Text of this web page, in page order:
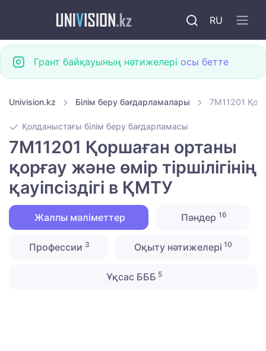
RU
Грант байқауының нәтижелері осы бетте
Univision.kz Білім беру бағдарламалары 7M11201
Қолданыстағы білім беру бағдарламасы
7M11201 Қоршаған ортаны
қорғау және өмір тіршілігінің
қауіпсіздігі в ҚМТУ
Жалпы мәліметтер Пәндер 16
Профессии 3 Оқыту нәтижелері 10
Ұқсас БББ 5